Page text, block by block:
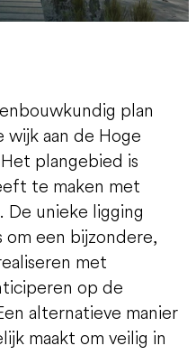
plan
wijk aan de Hoge
plangebied is
te maken met
De unieke ligging
een bijzondere,
met
op de
alternatieve manier
maakt om veilig in